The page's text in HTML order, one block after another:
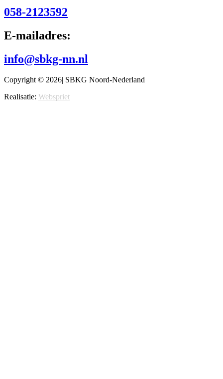
058-2123592
E-mailadres:
info@sbkg-nn.nl
Copyright © 2026| SBKG Noord-Nederland
Realisatie: Webspriet